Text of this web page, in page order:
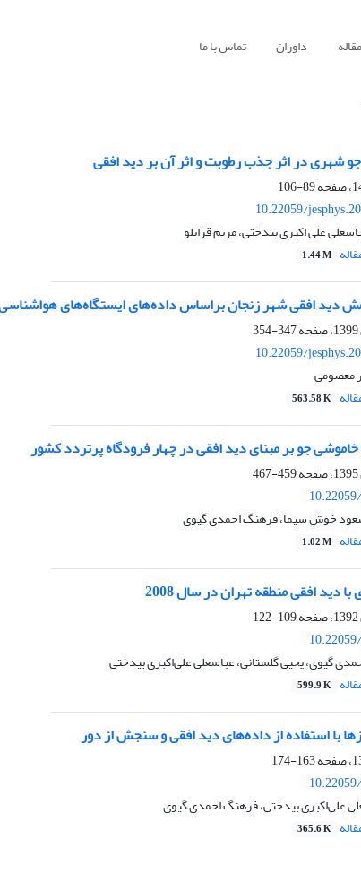
داوران تماس با ما
شهری در اثر جذب رطوبت و اثر آن بر دید افقی
89-106
10.22059/
علی اکبری بیدختی، مریم قرایلو
1.44 M
دید افقی شهر زنجان براساس داده‌های ایستگاه‌های
347-354
10.22059/
معصومی
563.58 K
جو بر مبنای دید افقی در چهار فرودگاه پرتردد کشور
459-467
خوش سیما، فرهنگ احمدی گیوی
1.02 M
دید افقی منطقه تهران در سال 2008
109-122
گیوی، یحیی گلستانی، عباسعلی علی‌اکبری بیدختی
599.9 K
با استفاده از داده‌ها‌‌ی دید افقی و سنجش از دور
163-174
علی‌اکبری بیدختی، فرهنگ احمدی گیوی
365.6 K